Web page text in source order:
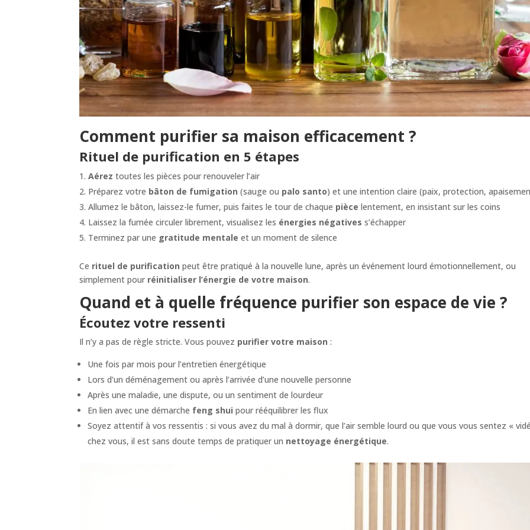
Comment purifier sa maison efficacement ?
Rituel de purification en 5 étapes
Aérez toutes les pièces pour renouveler l’air
Préparez votre bâton de fumigation (sauge ou palo santo) et une intention claire (paix, protection,
Allumez le bâton, laissez-le fumer, puis faites le tour de chaque pièce lentement, en insistant sur les coins
Laissez la fumée circuler librement, visualisez les énergies négatives s’échapper
Terminez par une gratitude mentale et un moment de silence
Ce rituel de purification peut être pratiqué à la nouvelle lune, après un événement lourd émotionnellement, ou
simplement pour réinitialiser l’énergie de votre maison.
Quand et à quelle fréquence purifier son espace de vie ?
Écoutez votre ressenti
Il n’y a pas de règle stricte. Vous pouvez purifier votre maison :
Une fois par mois pour l’entretien énergétique
Lors d’un déménagement ou après l’arrivée d’une nouvelle personne
Après une maladie, une dispute, ou un sentiment de lourdeur
En lien avec une démarche feng shui pour rééquilibrer les flux
Soyez attentif à vos ressentis : si vous avez du mal à dormir, que l’air semble lourd ou que vous vous sentez «
chez vous, il est sans doute temps de pratiquer un nettoyage énergétique.